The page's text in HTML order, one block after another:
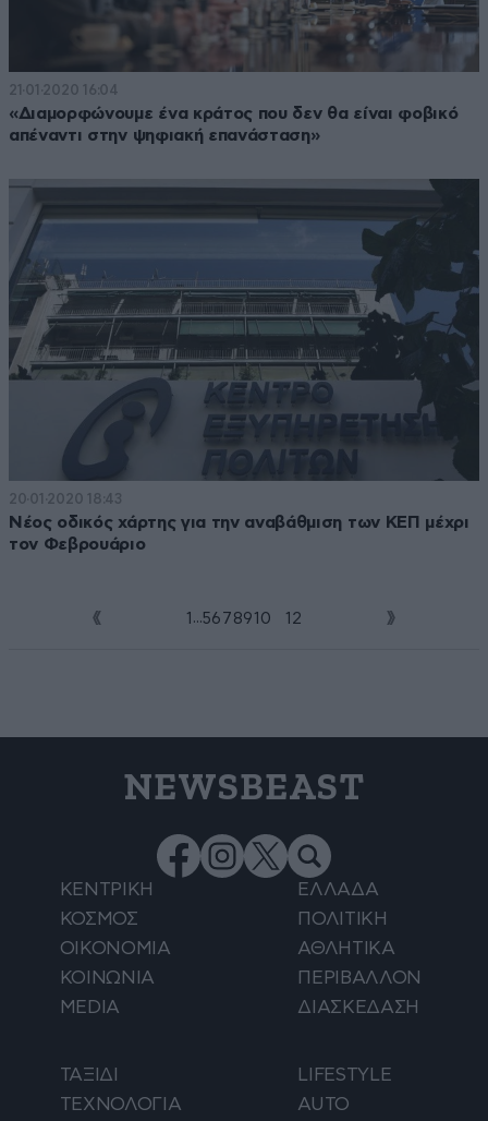
21·01·2020 16:04
«Διαμορφώνουμε ένα κράτος που δεν θα είναι φοβικό
απέναντι στην ψηφιακή επανάσταση»
20·01·2020 18:43
Νέος οδικός χάρτης για την αναβάθμιση των ΚΕΠ μέχρι
τον Φεβρουάριο
1 ...56 7 89 10 12
NEWSBEAST
ΚΕΝΤΡΙΚΗ
ΕΛΛΑΔΑ
ΚΟΣΜΟΣ
ΠΟΛΙΤΙΚΗ
ΟΙΚΟΝΟΜΙΑ
ΑΘΛΗΤΙΚΑ
ΚΟΙΝΩΝΙΑ
ΠΕΡΙΒΑΛΛΟΝ
MEDIA
ΔΙΑΣΚΕΔΑΣΗ
ΤΑΞΙΔΙ
LIFESTYLE
ΤΕΧΝΟΛΟΓΙΑ
AUTO